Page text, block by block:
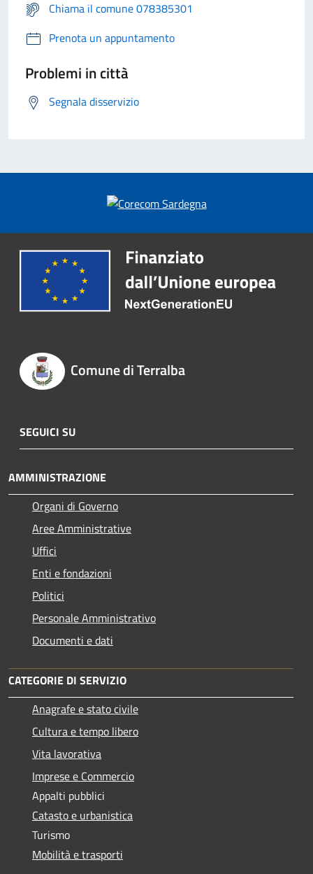
Chiama il comune 078385301
Prenota un appuntamento
Problemi in città
Segnala disservizio
Comune di Terralba
SEGUICI SU
AMMINISTRAZIONE
Organi di Governo
Aree Amministrative
Uffici
Enti e fondazioni
Politici
Personale Amministrativo
Documenti e dati
CATEGORIE DI SERVIZIO
Anagrafe e stato civile
Cultura e tempo libero
Vita lavorativa
Imprese e Commercio
Appalti pubblici
Catasto e urbanistica
Turismo
Mobilità e trasporti